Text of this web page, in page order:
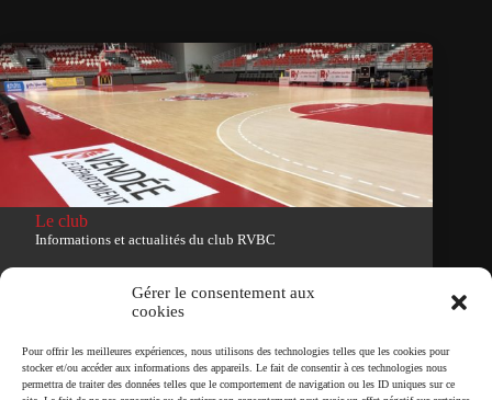
Gérer le consentement aux
cookies
Pour offrir les meilleures expériences, nous utilisons des technologies telles que les cookies pour
stocker et/ou accéder aux informations des appareils. Le fait de consentir à ces technologies nous
permettra de traiter des données telles que le comportement de navigation ou les ID uniques sur ce
Le club
Informations et actualités du club RVBC